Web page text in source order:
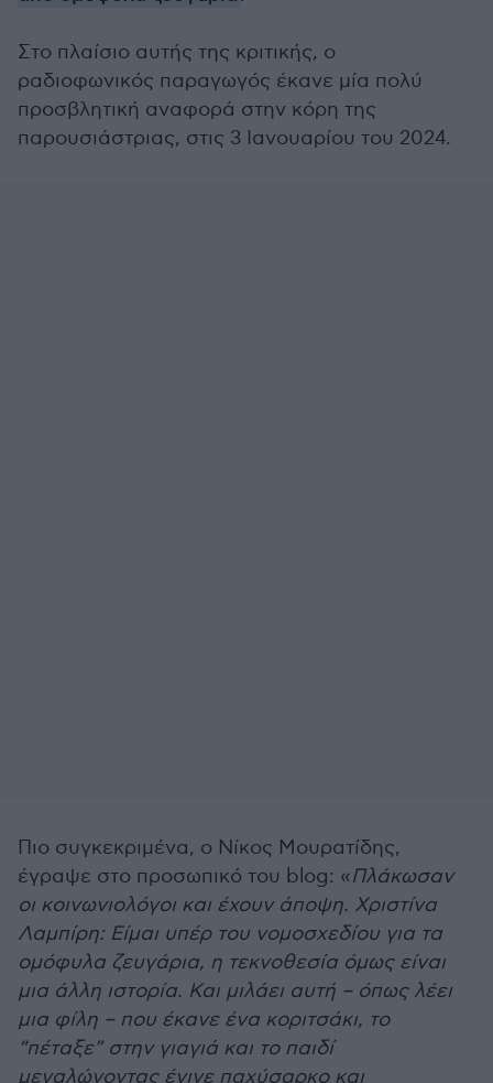
Στο πλαίσιο αυτής της κριτικής, ο
ραδιοφωνικός παραγωγός έκανε μία πολύ
προσβλητική αναφορά στην κόρη της
παρουσιάστριας, στις 3 Ιανουαρίου του 2024.
Πιο συγκεκριμένα, ο Νίκος Μουρατίδης,
έγραψε στο προσωπικό του blog: «Πλάκωσαν
οι κοινωνιολόγοι και έχουν άποψη. Χριστίνα
Λαμπίρη: Είμαι υπέρ του νομοσχεδίου για τα
ομόφυλα ζευγάρια, η τεκνοθεσία όμως είναι
μια άλλη ιστορία. Και μιλάει αυτή – όπως λέει
μια φίλη – που έκανε ένα κοριτσάκι, το
“πέταξε” στην γιαγιά και το παιδί
μεγαλώνοντας έγινε παχύσαρκο και